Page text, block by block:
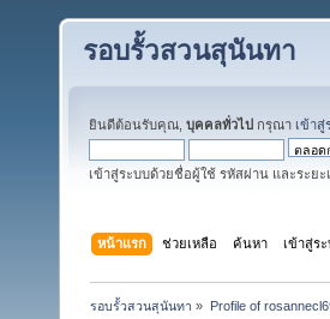
รอบรั้วสวนสุนันทา
ยินดีต้อนรับคุณ, บุคคลทั่วไป กรุณา เข้าสู่
เข้าสู่ระบบด้วยชื่อผู้ใช้ รหัสผ่าน และระยะ
หน้าแรก ช่วยเหลือ ค้นหา เข้าสู่ร
รอบรั้วสวนสุนันทา » Profile of